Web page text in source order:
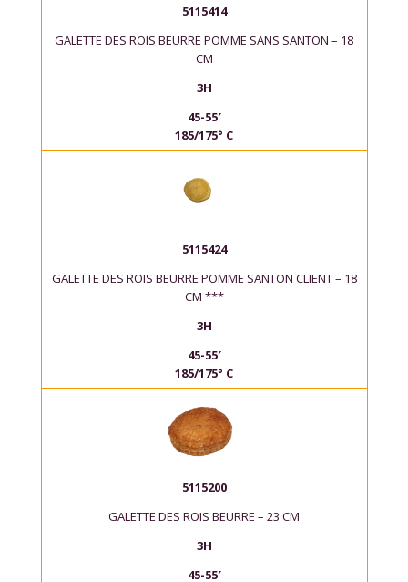
5115414
GALETTE DES ROIS BEURRE POMME SANS SANTON – 18
CM
3H
45-55′
185/175° C
5115424
GALETTE DES ROIS BEURRE POMME SANTON CLIENT – 18
CM ***
3H
45-55′
185/175° C
5115200
GALETTE DES ROIS BEURRE – 23 CM
3H
45-55′